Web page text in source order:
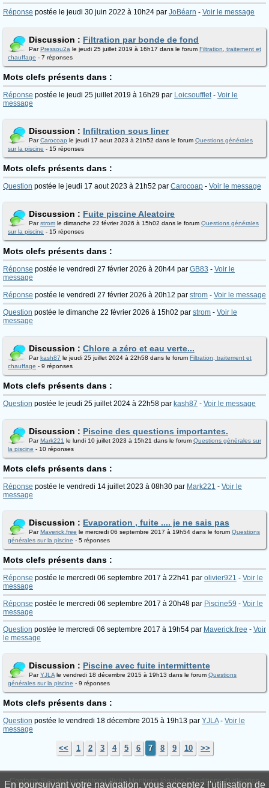
Réponse postée le jeudi 30 juin 2022 à 10h24 par JoBéarn - Voir le message
Discussion : Filtration par bonde de fond
ParPressou2a le jeudi 25 juillet 2019 à 16h17 dans le forum Filtration, traitement et
chauffage - 7 réponses
Mots clefs présents dans :
Réponse postée le jeudi 25 juillet 2019 à 16h29 par Loicsoufflet- Voir le
message
Discussion : Infiltration sous liner
ParCarocoap le jeudi 17 aout 2023 à 21h52 dans le forum Questions générales
sur la piscine - 15 réponses
Mots clefs présents dans :
Question postée le jeudi 17 aout 2023 à 21h52 par Carocoap - Voir le message
Discussion : Fuite piscine Aleatoire
Parstrom le dimanche 22 février 2026 à 15h02 dans le forum Questions générales
sur la piscine - 15 réponses
Mots clefs présents dans :
Réponse postée le vendredi 27 février 2026 à 20h44 par GB83 - Voir le
message
Réponse postée le vendredi 27 février 2026 à 20h12 par strom - Voir le message
Question postée le dimanche 22 février 2026 à 15h02 par strom - Voir le
message
Discussion : Chlore a zéro et eau verte...
Parkash87 le jeudi 25 juillet 2024 à 22h58 dans le forum Filtration, traitement et
chauffage - 9 réponses
Mots clefs présents dans :
Question postée le jeudi 25 juillet 2024 à 22h58 par kash87 - Voir le message
Discussion : Piscine des questions importantes.
ParMark221 le lundi 10 juillet 2023 à 15h21 dans le forum Questions générales sur
la piscine - 10 réponses
Mots clefs présents dans :
Réponse postée le vendredi 14 juillet 2023 à 08h30 par Mark221 - Voir le
message
Discussion : Evaporation , fuite .... je ne sais pas
ParMaverick.free le mercredi 06 septembre 2017 à 19h54 dans le forum Questions
générales sur la piscine - 5 réponses
Mots clefs présents dans :
Réponse postée le mercredi 06 septembre 2017 à 22h41 par olivier921 - Voir le
message
Réponse postée le mercredi 06 septembre 2017 à 20h48 par Piscine59 - Voir le
message
Question postée le mercredi 06 septembre 2017 à 19h54 par Maverick.free - Voir
le message
Discussion : Piscine avec fuite intermittente
ParYJLA le vendredi 18 décembre 2015 à 19h13 dans le forum Questions
générales sur la piscine - 9 réponses
Mots clefs présents dans :
Question postée le vendredi 18 décembre 2015 à 19h13 par YJLA- Voir le
message
<< 1 2 3 4 5 6 7 8 9 10 >>
Contacts Signaler un contenu illicite Mentions légales Conditions d'utilisation
En poursuivant votre navigation, vous acceptez l'utilisation de